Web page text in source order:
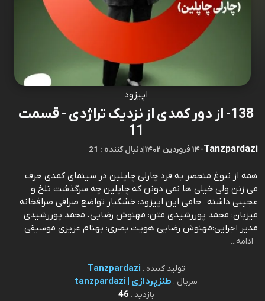
اپیزود
138- از دور کمدی از نزدیک تراژدی - قسمت
11
Tanzpardazi
-۱۴ فروردین ۱۴۰۲ |21 : دنبال کننده
همه از نبوغ منحصر به فرد چارلی چاپلین در سینمای کمدی حرف
می زنن ولی خیلی ها نمی دونن که چاپلین چه سرگذشت تلخ و
عجیبی داشته حامی این اپیزود: خشکبار تواضع صرافی صرافخانه
میزبان: محمد پوررشیدی متن: مهنوش رضایی، محمد پوررشیدی
مدیر اجرایی:مهنوش رضایی هویت بصری: بهنام عزیزی موسیقی
ادامه...
تولید کننده : Tanzpardazi
سریال : طنزپردازی | tanzpardazi
بازدید : 46